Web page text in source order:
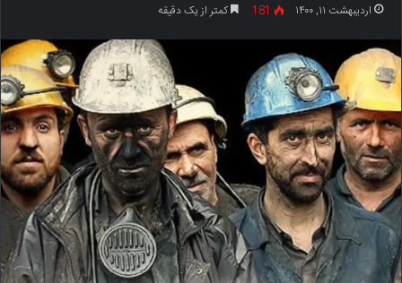
اردیبهشت ۱۱, ۱۴۰۰ 181 کمتر از یک دقیقه